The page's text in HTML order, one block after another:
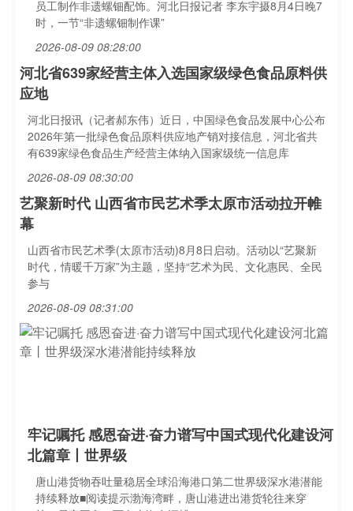
员工制作非遗螺钿配饰。河北日报记者 李东宇摄8月4日晚7
时，一节“非遗螺钿制作课”
2026-08-09 08:28:00
河北省639家经营主体入选国家级绿色食品原料供
应地
河北日报讯（记者郝东伟）近日，中国绿色食品发展中心公布
2026年第一批绿色食品原料供应地产销对接信息，河北省共
有639家绿色食品生产经营主体纳入国家级统一信息库
2026-08-09 08:30:00
艺聚新时代 山西省市民艺术季太原市活动拉开帷
幕
山西省市民艺术季(太原市活动)8月8日启动。活动以“艺聚新
时代，情暖千万家”为主题，坚持“艺术为民、文化惠民、全民
参与
2026-08-09 08:31:00
牢记嘱托 感恩奋进·奋力谱写中国式现代化建设河
北篇章丨世界级
唐山港货物吞吐量稳居全球沿海港口第二世界级深水港潜能
持续释放■阅读提示渤海湾畔，唐山港进出港货轮往来穿